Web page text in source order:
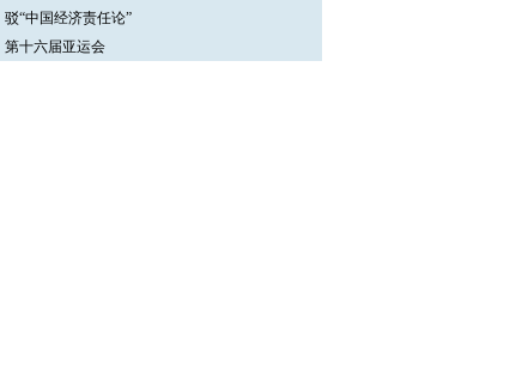
驳“中国经济责任论”
第十六届亚运会